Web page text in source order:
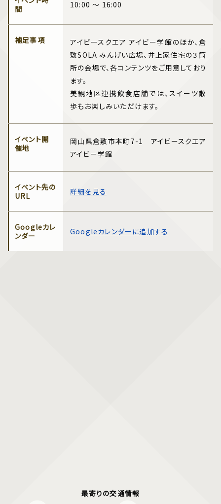
間
10:00 ～ 16:00
補足事項
アイビースクエア アイビー学館のほか、倉
敷SOLA みんげい広場、井上家住宅の３箇
所の会場で、各コンテンツをご用意しており
ます。
美観地区連携飲食店舗では、スイーツ散
歩もお楽しみいただけます。
イベント開
催地
岡山県倉敷市本町7-1 アイビースクエア
アイビー学館
イベント先の
URL
詳細を見る
Googleカレ
ンダー
Googleカレンダーに追加する
最寄りの交通情報